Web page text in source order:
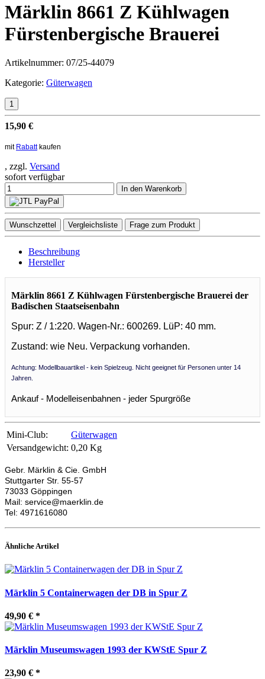
Märklin 8661 Z Kühlwagen
Fürstenbergische Brauerei
Artikelnummer: 07/25-44079
Kategorie: Güterwagen
15,90 €
mit Rabattkaufen
, zzgl. Versand
sofort verfügbar
In den Warenkorb
Wunschzettel Vergleichsliste Frage zum Produkt
Beschreibung
Hersteller
Märklin 8661 Z Kühlwagen Fürstenbergische Brauerei der
Badischen Staatseisenbahn
Spur: Z / 1:220. Wagen-Nr.: 600269. LüP: 40 mm.
Zustand: wie Neu. Verpackung vorhanden.
Achtung: Modellbauartikel - kein Spielzeug. Nicht geeignet für Personen unter 14
Jahren.
Ankauf - Modelleisenbahnen - jeder Spurgröße
Mini-Club:
Güterwagen
Versandgewicht: 0,20 Kg
Gebr. Märklin & Cie. GmbH
Stuttgarter Str. 55-57
73033 Göppingen
Mail: service@maerklin.de
Tel: 4971616080
Ähnliche Artikel
Märklin 5 Containerwagen der DB in Spur Z
49,90 € *
Märklin Museumswagen 1993 der KWStE Spur Z
23,90 € *